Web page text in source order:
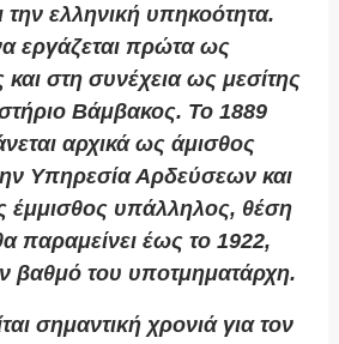
την ελληνική υπηκοότητα.
εργάζεται πρώτα ως
στη συνέχεια ως μεσίτης
Βάμβακος. Το 1889
αρχικά ως άμισθος
Υπηρεσία Αρδεύσεων και
έμμισθος υπάλληλος, θέση
παραμείνει έως το 1922,
βαθμό του υποτμηματάρχη.
σημαντική χρονιά για τον